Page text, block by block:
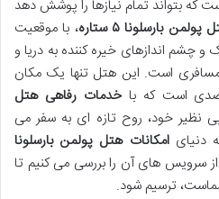
که بتواند تمام نیازها را پوشش دهد
پولمن بارسلونا ۵ ستاره
، با موقعیت
و چشم اندازهای خیره کننده به دریا و
مسافری است. این هتل تنها یک مکان
است که باخدمات رفاهی هتل
نظیر خود، روح تازه ای به سفر می
دنیایامکانات هتل پولمن بارسلونا
سرویس های آن را بررسی می کنیم تا
ترسیم شود.